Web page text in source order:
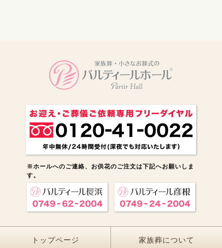
※ホールへのご連絡、お供花のご注文は下記へお願いしま
す。
トップページ 家族葬について